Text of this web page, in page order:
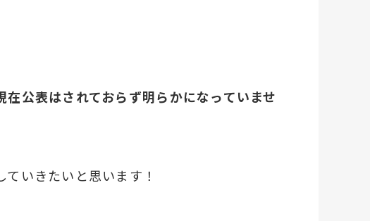
公表はされておらず明らかになっていませ
いきたいと思います！